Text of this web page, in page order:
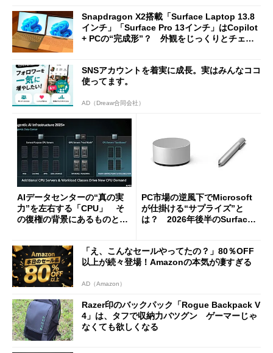
Snapdragon X2搭載「Surface Laptop 13.8
インチ」「Surface Pro 13インチ」はCopilot
+ PCの“完成形”？ 外観をじっくりとチェッ
SNSアカウントを着実に成長。実はみんなココ
使ってます。
AD（Dreaw合同会社）
AIデータセンターの“真の実
力”を左右する「CPU」 そ
の復権の背景にあるものと
PC市場の逆風下でMicrosoft
が仕掛ける“サプライズ”と
は？ 2026年後半のSurface
「え、こんなセールやってたの？」80％OFF
以上が続々登場！Amazonの本気が凄すぎる
AD（Amazon）
Razer印のバックパック「Rogue Backpack V
4」は、タフで収納力バツグン ゲーマーじゃ
なくても欲しくなる